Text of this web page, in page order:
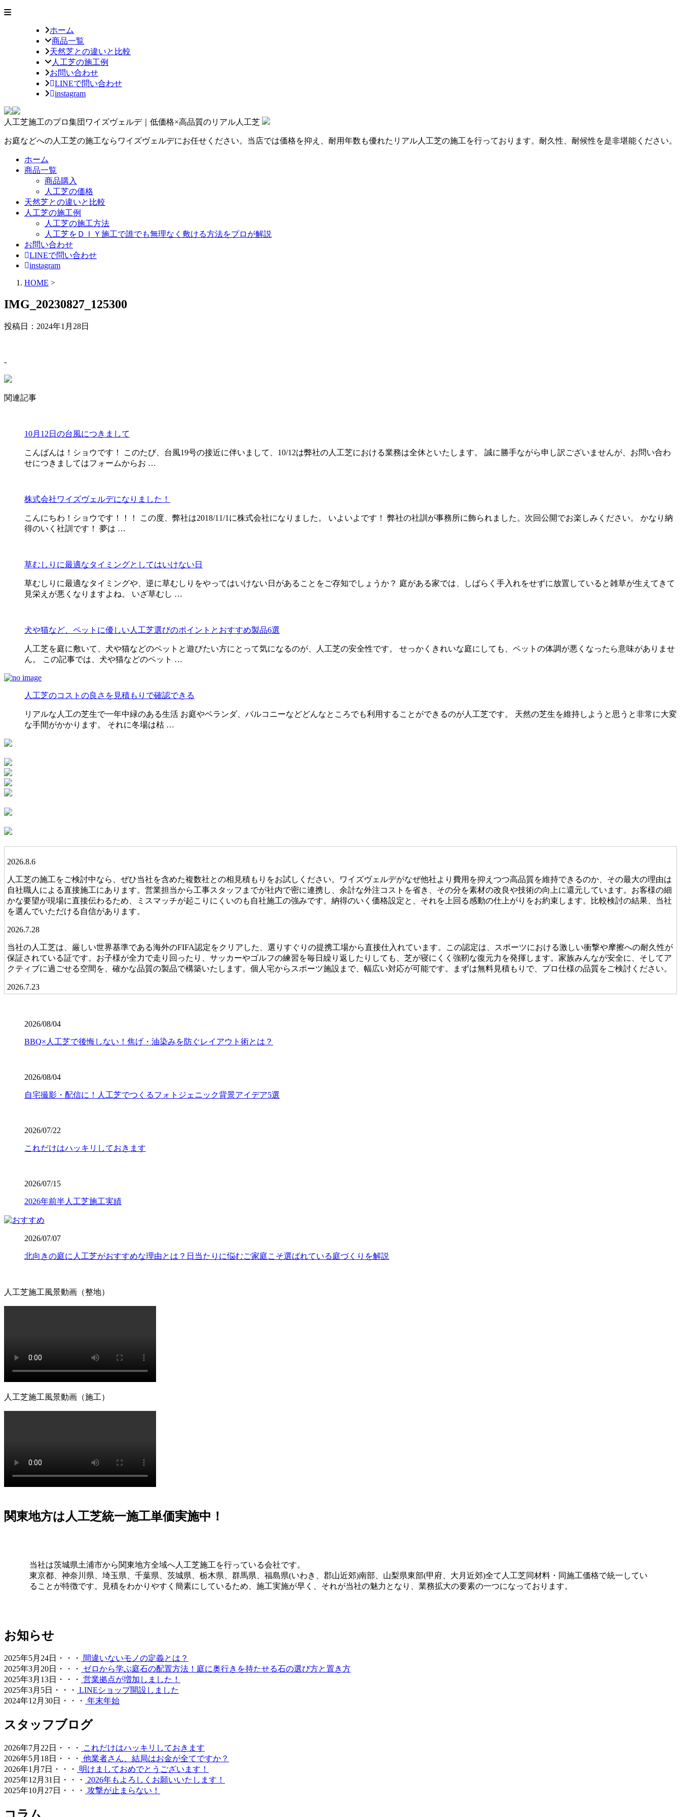
ホーム
商品一覧
天然芝との違いと比較
人工芝の施工例
お問い合わせ
LINEで問い合わせ
instagram
人工芝施工のプロ集団ワイズヴェルデ｜低価格×高品質のリアル人工芝
お庭などへの人工芝の施工ならワイズヴェルデにお任せください。当店では価格を抑え、耐用年数も優れたリアル人工芝の施工を行っております。耐久性、耐候性を是非堪能ください。
ホーム
商品一覧
商品購入
人工芝の価格
天然芝との違いと比較
人工芝の施工例
人工芝の施工方法
人工芝をＤＩＹ施工で誰でも無理なく敷ける方法をプロが解説
お問い合わせ
LINEで問い合わせ
instagram
HOME >
IMG_20230827_125300
投稿日： 2024年1月28日
-
関連記事
10月12日の台風につきまして
こんばんは！ショウです！ このたび、台風19号の接近に伴いまして、10/12は弊社の人工芝における業務は全休といたします。 誠に勝手ながら申し訳ございませんが、お問い合わ
せにつきましてはフォームからお …
株式会社ワイズヴェルデになりました！
こんにちわ！ショウです！！！ この度、弊社は2018/11/1に株式会社になりました。 いよいよです！ 弊社の社訓が事務所に飾られました。次回公開でお楽しみください。 かなり納
得のいく社訓です！ 夢は …
草むしりに最適なタイミングとしてはいけない日
草むしりに最適なタイミングや、逆に草むしりをやってはいけない日があることをご存知でしょうか？ 庭がある家では、しばらく手入れをせずに放置していると雑草が生えてきて
見栄えが悪くなりますよね。 いざ草むし …
犬や猫など、ペットに優しい人工芝選びのポイントとおすすめ製品6選
人工芝を庭に敷いて、犬や猫などのペットと遊びたい方にとって気になるのが、人工芝の安全性です。 せっかくきれいな庭にしても、ペットの体調が悪くなったら意味がありませ
ん。 この記事では、犬や猫などのペット …
人工芝のコストの良さを見積もりで確認できる
リアルな人工の芝生で一年中緑のある生活 お庭やベランダ、バルコニーなどどんなところでも利用することができるのが人工芝です。 天然の芝生を維持しようと思うと非常に大変
な手間がかかります。 それに冬場は枯 …
2026.8.6
人工芝の施工をご検討中なら、ぜひ当社を含めた複数社との相見積もりをお試しください。ワイズヴェルデがなぜ他社より費用を抑えつつ高品質を維持できるのか、その最大の理由は
自社職人による直接施工にあります。営業担当から工事スタッフまでが社内で密に連携し、余計な外注コストを省き、その分を素材の改良や技術の向上に還元しています。お客様の細
かな要望が現場に直接伝わるため、ミスマッチが起こりにくいのも自社施工の強みです。納得のいく価格設定と、それを上回る感動の仕上がりをお約束します。比較検討の結果、当社
を選んでいただける自信があります。
2026.7.28
当社の人工芝は、厳しい世界基準である海外のFIFA認定をクリアした、選りすぐりの提携工場から直接仕入れています。この認定は、スポーツにおける激しい衝撃や摩擦への耐久性が
保証されている証です。お子様が全力で走り回ったり、サッカーやゴルフの練習を毎日繰り返したりしても、芝が寝にくく強靭な復元力を発揮します。家族みんなが安全に、そしてア
クティブに過ごせる空間を、確かな品質の製品で構築いたします。個人宅からスポーツ施設まで、幅広い対応が可能です。まずは無料見積もりで、プロ仕様の品質をご検討ください。
2026.7.23
揃った、見ていて気持ちが良いほどのフラットな仕上がりは、多くのお客様から高い評価をいただいております。プロの職人魂が宿る仕上がりをご提案します。後悔しないお庭づくり
は、信頼できる施工店選びから始まります。
人工芝の寿命は一般的に5年から10年と言われていますが、ホームセンターなどの低価格すぎる製品は、紫外線による劣化で数年でボロボロになってしまうこともあります。その点、
ます。一度の工事で長く愛用していただきたいという思いから、私たちは耐久性の試験を繰り返しています。将来のメンテナンス費用まで見据えた賢いお庭づくりを、専門家の視点か
中間マージンを徹底的にカットし、高品質ながらリーズナブルな価格を実現しました。この独自流通経路があるからこそ、ワンランク上の製品を予算内で提供することが可能です。関
お庭でのバーベキューは家族や友人との格別なひとときですが、食べこぼしや油汚れが心配という方も多いでしょう。当社の人工芝なら、万が一汚れても中性洗剤とモップを使用し
て、ご家庭で簡単に拭き取ることができます。水洗いも可能なため、清潔な状態を長く保てます。ただし、素材の特性上、熱湯を直接かけたり火気を近づけすぎたりすることには注意
す。安心してアウトドアを楽しめるお庭作りを実現します。
2026.6.24
たり、定期的に芝刈り機を動かしたりする必要はありません。常に清潔で美しい状態を保つための簡単なコツについても、お引き渡し時に専門スタッフが丁寧にお伝えしております。
忙しい現代人にとって、お庭を「維持するための作業場」から「心からくつろげるリラックススペース」へ変えることは、生活の質を大きく向上させます。管理の負担を減らし、ゆと
りある時間をご提案いたします。
も手足を汚さずに遊べる専用ドッグランが完成します。当社の人工芝は高密度で耐久性が高いため、大型犬が走り回っても簡単にはへたりません。防臭対策や、排泄物があった際の清
2026.6.11
「人工芝はプラスチック感が強くて安っぽい」という古いイメージをお持ちの方こそ、ぜひ当社の製品を手に取ってみてください。最新のモデルは複数の色を混生させ、葉の向きやツ
2026.6.4
の品質を一般のご家庭にもお届けします。
ローチにも最適です。DIYに挑戦される方もいらっしゃいますが、経年による端のめくれや、仕上がりの差が出る継ぎ目の処理などは、プロである私たちにお任せください。施工実績
も豊富にあり、土地の形状に合わせた精密なカット技術で、まるで一枚の絨毯のような美しい仕上がりをお約束します。メンテナンスフリーで、四季を通じてお庭を眺める楽しみをご
提供いたします。
ョン性に優れた素材は、転倒時の怪我のリスクも軽減します。防炎性能や安全性も国内基準をクリアしており、公共性の高い施設でも安心してご利用いただけます。快適な教育環境づ
2026.5.13
お庭の雑草対策でお悩みではありませんか。ワイズヴェルデは人工芝のメーカーとして、高品質な製品と経験豊富な自社社員による丁寧な施工を徹底しております。10年以上の耐久性
を誇る当社の人工芝は、面倒な草むしりや水やりが一切不要で、除草剤や殺虫剤などの薬剤を使う必要もありません。お子様やペットが直接触れても健康的で安心な環境を、千葉や神
奈川など関東近郊の皆様へお届けいたします。メーカー直営だからこそ可能な、細部まで妥協のない敷き込み技術をぜひ実感してください。お庭のリフォームを通じて、家族が笑顔で
ワイズヴェルデが関東エリアで選ばれ続ける理由は、製品開発から施工、アフターフォローまでを一貫して自社で完結させる「責任の重さ」にあります。お客さまからいただく「頼ん
でよかった」という声は、私たちがマージンを省き、現場の技術向上に投資し続けてきた結果です。施工実績の多さは、それだけ多様な地盤や形状に対応してきた証。人工芝という一
過性の買い物ではなく、10年先も続く快適な住環境への投資として、私たちは最高の価値をご提供します。まずはお気軽にご相談ください。プロの視点から、あなたのお庭に最適な答
えをご提示します。
2026/08/04
BBQ×人工芝で後悔しない！焦げ・油染みを防ぐレイアウト術とは？
2026/08/04
自宅撮影・配信に！人工芝でつくるフォトジェニック背景アイデア5選
2026/07/22
これだけはハッキリしておきます
2026/07/15
2026年前半人工芝施工実績
2026/07/07
北向きの庭に人工芝がおすすめな理由とは？日当たりに悩むご家庭こそ選ばれている庭づくりを解説
人工芝施工風景動画（整地）
人工芝施工風景動画（施工）
関東地方は人工芝統一施工単価実施中！
当社は茨城県土浦市から関東地方全域へ人工芝施工を行っている会社です。
東京都、神奈川県、埼玉県、千葉県、茨城県、栃木県、群馬県、福島県(いわき、郡山近郊)南部、山梨県東部(甲府、大月近郊)全て人工芝同材料・同施工価格で統一してい
ることが特徴です。見積をわかりやすく簡素にしているため、施工実施が早く、それが当社の魅力となり、業務拡大の要素の一つになっております。
お知らせ
2025年5月24日・・・
間違いないモノの定義とは？
2025年3月20日・・・
ゼロから学ぶ庭石の配置方法！庭に奥行きを持たせる石の選び方と置き方
2025年3月13日・・・ 営業拠点が増加しました！
2025年3月5日・・・ LINEショップ開設しました
2024年12月30日・・・ 年末年始
スタッフブログ
2026年7月22日・・・
これだけはハッキリしておきます
2026年5月18日・・・ 他業者さん、結局はお金が全てですか？
2026年1月7日・・・
明けましておめでとうございます！
2025年12月31日・・・
2026年もよろしくお願いいたします！
2025年10月27日・・・ 攻撃が止まらない！